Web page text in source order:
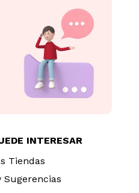
INTERESAR
Tiendas
Sugerencias